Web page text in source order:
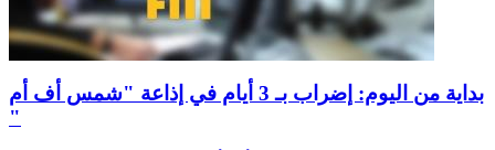
بداية من اليوم: إضراب بـ 3 أيام في إذاعة "شمس أف أم
"